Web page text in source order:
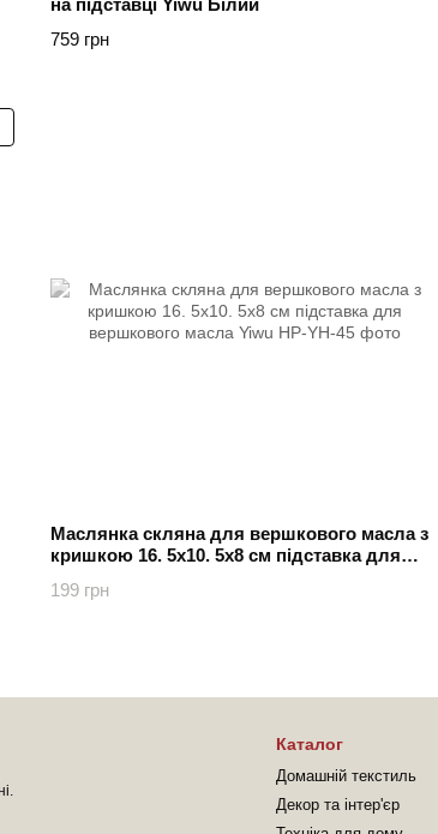
759 грн
Маслянка скляна для вершкового масла з
кришкою 16. 5х10. 5х8 см підставка для
199 грн
Каталог
Домашній текстиль
Декор та інтер'єр